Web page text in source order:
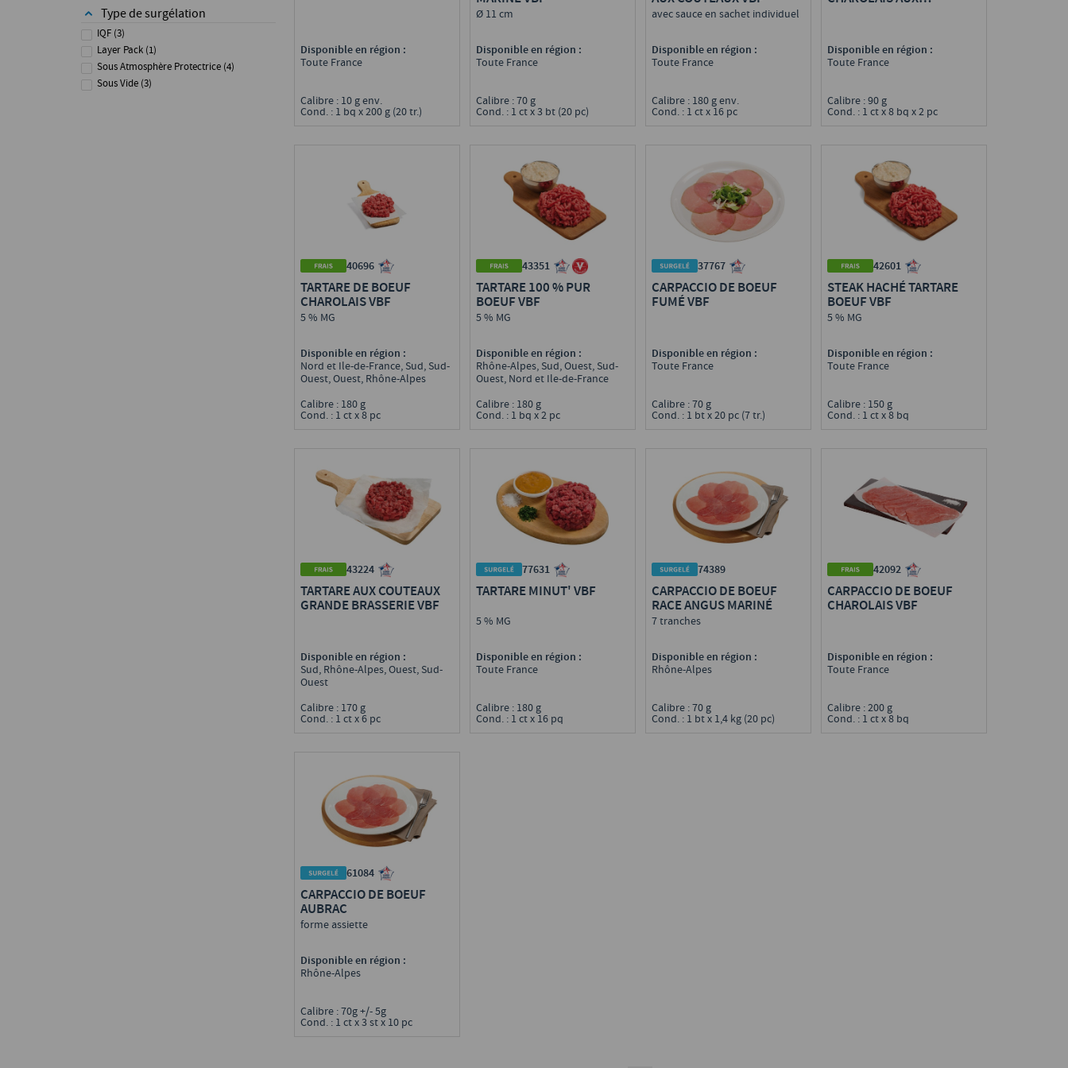
68 - Haut-Rhin
72 - Sarthe
85 - Vendée
Type de surgélation
IQF (3)
Layer Pack (1)
Sous Atmosphère Protectrice (4)
Sous Vide (3)
Disponible en région :
Toute France
Calibre : 10 g env.
Cond. : 1 bq x 200 g (20 tr.)
Ø 11 cm
Disponible en région :
Toute France
Calibre : 70 g
Cond. : 1 ct x 3 bt (20 pc)
avec sauce en sachet individuel
Disponible en région :
Toute France
Calibre : 180 g env.
Cond. : 1 ct x 16 pc
Disponible en région :
Toute France
Calibre : 90 g
Cond. : 1 ct x 8 bq x 2 pc
40696
TARTARE DE BOEUF
CHAROLAIS VBF
5 % MG
Disponible en région :
Nord et Ile-de-France, Sud, Sud-
Ouest, Ouest, Rhône-Alpes
Calibre : 180 g
Cond. : 1 ct x 8 pc
43351
TARTARE 100 % PUR
BOEUF VBF
5 % MG
Disponible en région :
Rhône-Alpes, Sud, Ouest, Sud-
Ouest, Nord et Ile-de-France
Calibre : 180 g
Cond. : 1 bq x 2 pc
37767
CARPACCIO DE BOEUF
FUMÉ VBF
Disponible en région :
Toute France
Calibre : 70 g
Cond. : 1 bt x 20 pc (7 tr.)
42601
STEAK HACHÉ TARTARE
BOEUF VBF
5 % MG
Disponible en région :
Toute France
Calibre : 150 g
Cond. : 1 ct x 8 bq
43224
TARTARE AUX COUTEAUX
GRANDE BRASSERIE VBF
Disponible en région :
Sud, Rhône-Alpes, Ouest, Sud-
Ouest
Calibre : 170 g
Cond. : 1 ct x 6 pc
77631
TARTARE MINUT' VBF
5 % MG
Disponible en région :
Toute France
Calibre : 180 g
Cond. : 1 ct x 16 pq
74389
CARPACCIO DE BOEUF
RACE ANGUS MARINÉ
7 tranches
Disponible en région :
Rhône-Alpes
Calibre : 70 g
Cond. : 1 bt x 1,4 kg (20 pc)
42092
CARPACCIO DE BOEUF
CHAROLAIS VBF
Disponible en région :
Toute France
Calibre : 200 g
Cond. : 1 ct x 8 bq
61084
CARPACCIO DE BOEUF
AUBRAC
forme assiette
Disponible en région :
Rhône-Alpes
Calibre : 70g +/- 5g
Cond. : 1 ct x 3 st x 10 pc